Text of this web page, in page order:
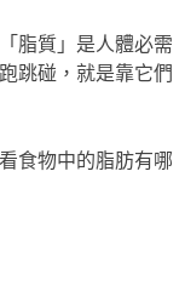
脂質」是人體必需
跳碰，就是靠它們
食物中的脂肪有哪